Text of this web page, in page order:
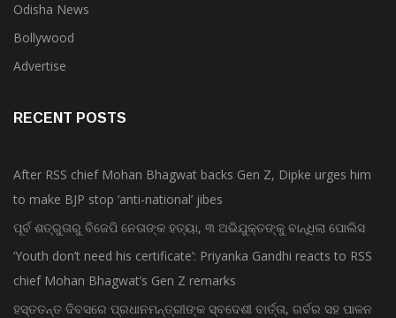
Odisha News
Bollywood
Advertise
RECENT POSTS
After RSS chief Mohan Bhagwat backs Gen Z, Dipke urges him
to make BJP stop ‘anti-national’ jibes
ପୂର୍ବ ଶତ୍ରୁତାରୁ ବିଜେପି ନେତାଙ୍କ ହତ୍ୟା, ୩ ଅଭିଯୁକ୍ତଙ୍କୁ ବାନ୍ଧିଲା ପୋଲିସ
‘Youth don’t need his certificate’: Priyanka Gandhi reacts to RSS
chief Mohan Bhagwat’s Gen Z remarks
ହସ୍ତତନ୍ତ ଦିବସରେ ପ୍ରଧାନମନ୍ତ୍ରୀଙ୍କ ସ୍ବଦେଶୀ ବାର୍ତ୍ତା, ଗର୍ବର ସହ ପାଳନ